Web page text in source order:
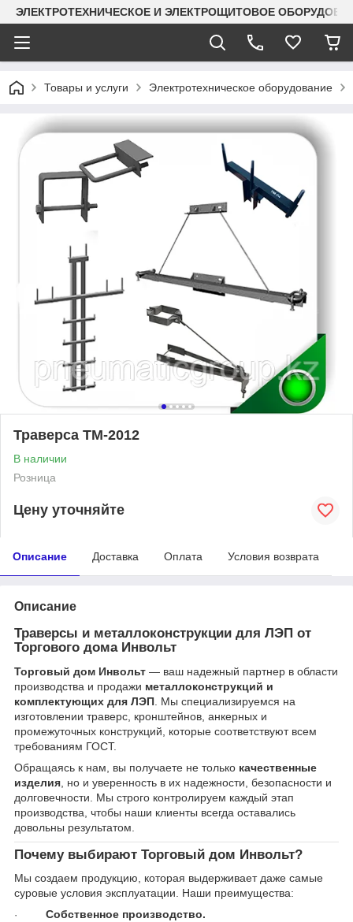
ЭЛЕКТРОТЕХНИЧЕСКОЕ И ЭЛЕКТРОЩИТОВОЕ
Товары и услуги Электротехническое оборудование
Траверса ТМ-2012
В наличии
Розница
Цену уточняйте
Описание Доставка Оплата Условия возврата
Описание
Траверсы и металлоконструкции для ЛЭП от
Торгового дома Инвольт
Торговый дом Инвольт — ваш надежный партнер в области
производства и продажи металлоконструкций и
комплектующих для ЛЭП . Мы специализируемся на
изготовлении траверс, кронштейнов, анкерных и
промежуточных конструкций, которые соответствуют всем
требованиям ГОСТ.
Обращаясь к нам, вы получаете не только качественные
изделия , но и уверенность в их надежности, безопасности и
долговечности. Мы строго контролируем каждый этап
производства, чтобы наши клиенты всегда оставались
довольны результатом.
Почему выбирают Торговый дом Инвольт?
Мы создаем продукцию, которая выдерживает даже самые
суровые условия эксплуатации. Наши преимущества:
·
Собственное производство.